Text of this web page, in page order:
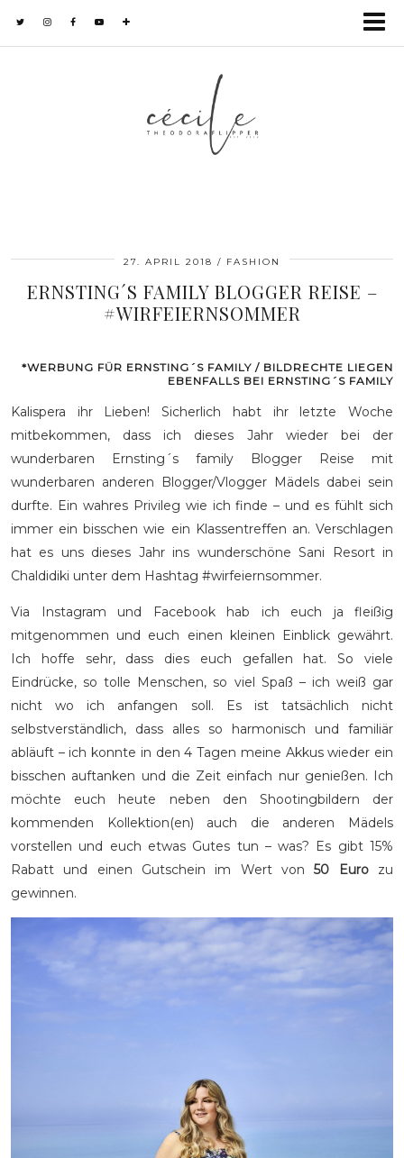
27. APRIL 2018 FASHION
ERNSTING´S FAMILY BLOGGER REISE –
#WIRFEIERNSOMMER
*WERBUNG FÜR ERNSTING´S FAMILY / BILDRECHTE LIEGEN
EBENFALLS BEI ERNSTING´S FAMILY
Kalispera ihr Lieben! Sicherlich habt ihr letzte Woche
mitbekommen, dass ich dieses Jahr wieder bei der
wunderbaren Ernsting´s family Blogger Reise mit
wunderbaren anderen Blogger/Vlogger Mädels dabei sein
durfte. Ein wahres Privileg wie ich finde – und es fühlt sich
immer ein bisschen wie ein Klassentreffen an. Verschlagen
hat es uns dieses Jahr ins wunderschöne Sani Resort in
Chaldidiki unter dem Hashtag #wirfeiernsommer.
Via Instagram und Facebook hab ich euch ja fleißig
mitgenommen und euch einen kleinen Einblick gewährt.
Ich hoffe sehr, dass dies euch gefallen hat. So viele
Eindrücke, so tolle Menschen, so viel Spaß – ich weiß gar
nicht wo ich anfangen soll. Es ist tatsächlich nicht
selbstverständlich, dass alles so harmonisch und familiär
abläuft – ich konnte in den 4 Tagen meine Akkus wieder ein
bisschen auftanken und die Zeit einfach nur genießen. Ich
möchte euch heute neben den Shootingbildern der
kommenden Kollektion(en) auch die anderen Mädels
vorstellen und euch etwas Gutes tun – was? Es gibt 15%
Rabatt und einen Gutschein im Wert von50 Eurozu
gewinnen.